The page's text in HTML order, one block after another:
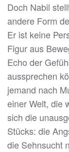
Doch Nabil
andere Form
Er ist keine
Figur aus
Echo der
aussprechen
jemand nach
einer Welt, die
sich die
Stücks: die
die Sehnsucht